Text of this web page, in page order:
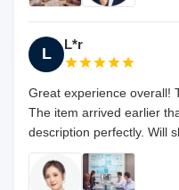
L
L*r
Great experience overall!
The item arrived earlier
description perfectly. Will